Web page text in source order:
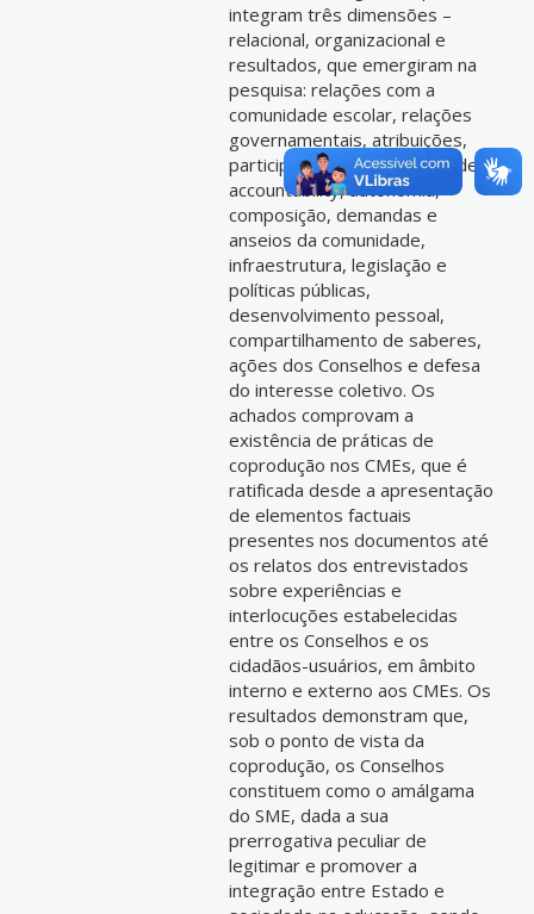
integram três dimensões –
relacional, organizacional e
resultados, que emergiram na
pesquisa: relações com a
comunidade escolar, relações
governamentais, atribuições,
participação, perfil, visibilidade,
accountability, autonomia,
composição, demandas e
anseios da comunidade,
infraestrutura, legislação e
políticas públicas,
desenvolvimento pessoal,
compartilhamento de saberes,
ações dos Conselhos e defesa
do interesse coletivo. Os
achados comprovam a
existência de práticas de
coprodução nos CMEs, que é
ratificada desde a apresentação
de elementos factuais
presentes nos documentos até
os relatos dos entrevistados
sobre experiências e
interlocuções estabelecidas
entre os Conselhos e os
cidadãos-usuários, em âmbito
interno e externo aos CMEs. Os
resultados demonstram que,
sob o ponto de vista da
coprodução, os Conselhos
constituem como o amálgama
do SME, dada a sua
prerrogativa peculiar de
legitimar e promover a
integração entre Estado e